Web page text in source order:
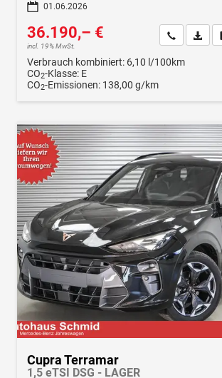
01.06.2026
36.190,– €
incl. 19% MwSt.
Wir rufen
Verbrauch kombiniert: 6,10 l/100km
CO2-Klasse: E
CO2-Emissionen: 138,00 g/km
Cupra Terramar
1,5 eTSI DSG - LAGER